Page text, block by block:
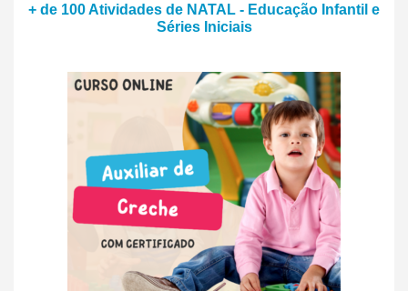
+ de 100 Atividades de NATAL - Educação Infantil e
Séries Iniciais